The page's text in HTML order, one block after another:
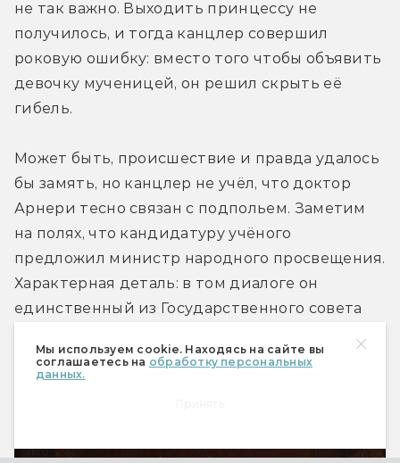
Мы используем cookie. Находясь на сайте вы
соглашаетесь на обработку персональных
данных.
не так важно. Выходить принцессу не
получилось, и тогда канцлер совершил
роковую ошибку: вместо того чтобы объявить
девочку мученицей, он решил скрыть её
гибель.
Может быть, происшествие и правда удалось
бы замять, но канцлер не учёл, что доктор
Арнери тесно связан с подпольем. Заметим
на полях, что кандидатуру учёного
предложил министр народного просвещения.
Характерная деталь: в том диалоге он
единственный из Государственного совета
важен. Уж не тем ли, что тайно помогает
революционерам?